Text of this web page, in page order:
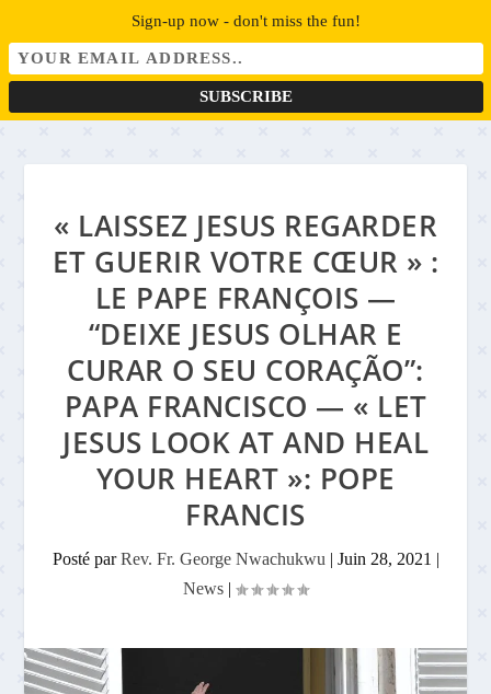
« LAISSEZ JESUS REGARDER
ET GUERIR VOTRE CŒUR » :
LE PAPE FRANÇOIS —
“DEIXE JESUS OLHAR E
CURAR O SEU CORAÇÃO”:
PAPA FRANCISCO — « LET
JESUS LOOK AT AND HEAL
YOUR HEART »: POPE
FRANCIS
Posté parRev. Fr. George Nwachukwu | Juin 28, 2021 |
News |
Sign-up now - don't miss the fun!